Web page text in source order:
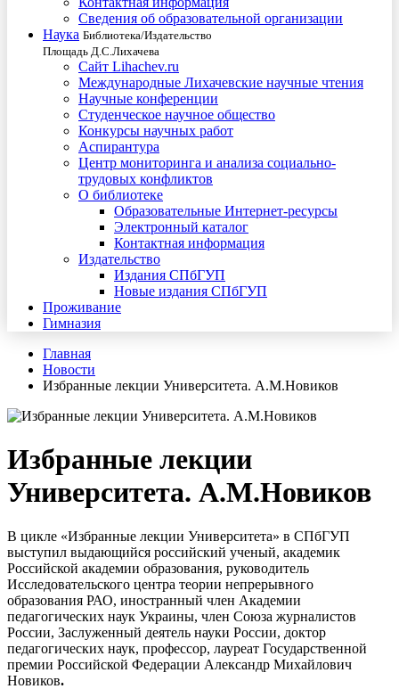
Сведения об образовательной организации
Наука Библиотека/Издательство
Площадь Д.С.Лихачева
Сайт Lihachev.ru
Международные Лихачевские научные чтения
Научные конференции
Студенческое научное общество
Конкурсы научных работ
Аспирантура
Центр мониторинга и анализа социально-
трудовых конфликтов
О библиотеке
Образовательные Интернет-ресурсы
Электронный каталог
Контактная информация
Издательство
Издания СПбГУП
Новые издания СПбГУП
Проживание
Гимназия
Главная
Новости
Избранные лекции Университета. А.М.Новиков
Избранные лекции
Университета. А.М.Новиков
В цикле «Избранные лекции Университета» в СПбГУП
выступил выдающийся российский ученый, академик
Российской академии образования, руководитель
Исследовательского центра теории непрерывного
образования РАО, иностранный член Академии
педагогических наук Украины, член Союза журналистов
России, Заслуженный деятель науки России, доктор
педагогических наук, профессор, лауреат Государственной
премии Российской Федерации Александр Михайлович
Новиков.